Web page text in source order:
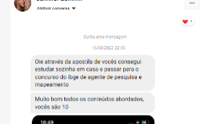
temas são abordados conforme o
autores, visando à clareza e à amplitude na
Língua Portuguesa
História de Campina Grande - PB
Legislação e Ética no Serviço Público
Conhecimentos Específicos
Conteúdo Digital: